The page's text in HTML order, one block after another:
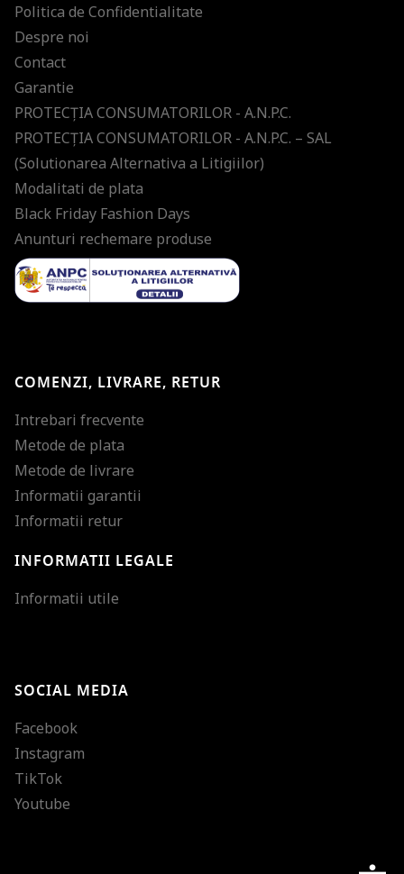
Politica de Confidentialitate
Despre noi
Contact
Garantie
PROTECŢIA CONSUMATORILOR - A.N.P.C.
PROTECŢIA CONSUMATORILOR - A.N.P.C. – SAL
(Solutionarea Alternativa a Litigiilor)
Modalitati de plata
Black Friday Fashion Days
Anunturi rechemare produse
COMENZI, LIVRARE, RETUR
Intrebari frecvente
Metode de plata
Metode de livrare
Informatii garantii
Informatii retur
INFORMATII LEGALE
Informatii utile
SOCIAL MEDIA
Facebook
Instagram
TikTok
Youtube